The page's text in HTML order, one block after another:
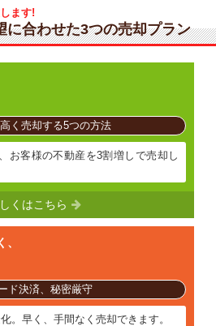
ます!
に合わせた3つの売却プラン
く売却する5つの方法
お客様の不動産を3割増しで売却し
くはこちら
ド決済、秘密厳守
。早く、手間なく売却できます。